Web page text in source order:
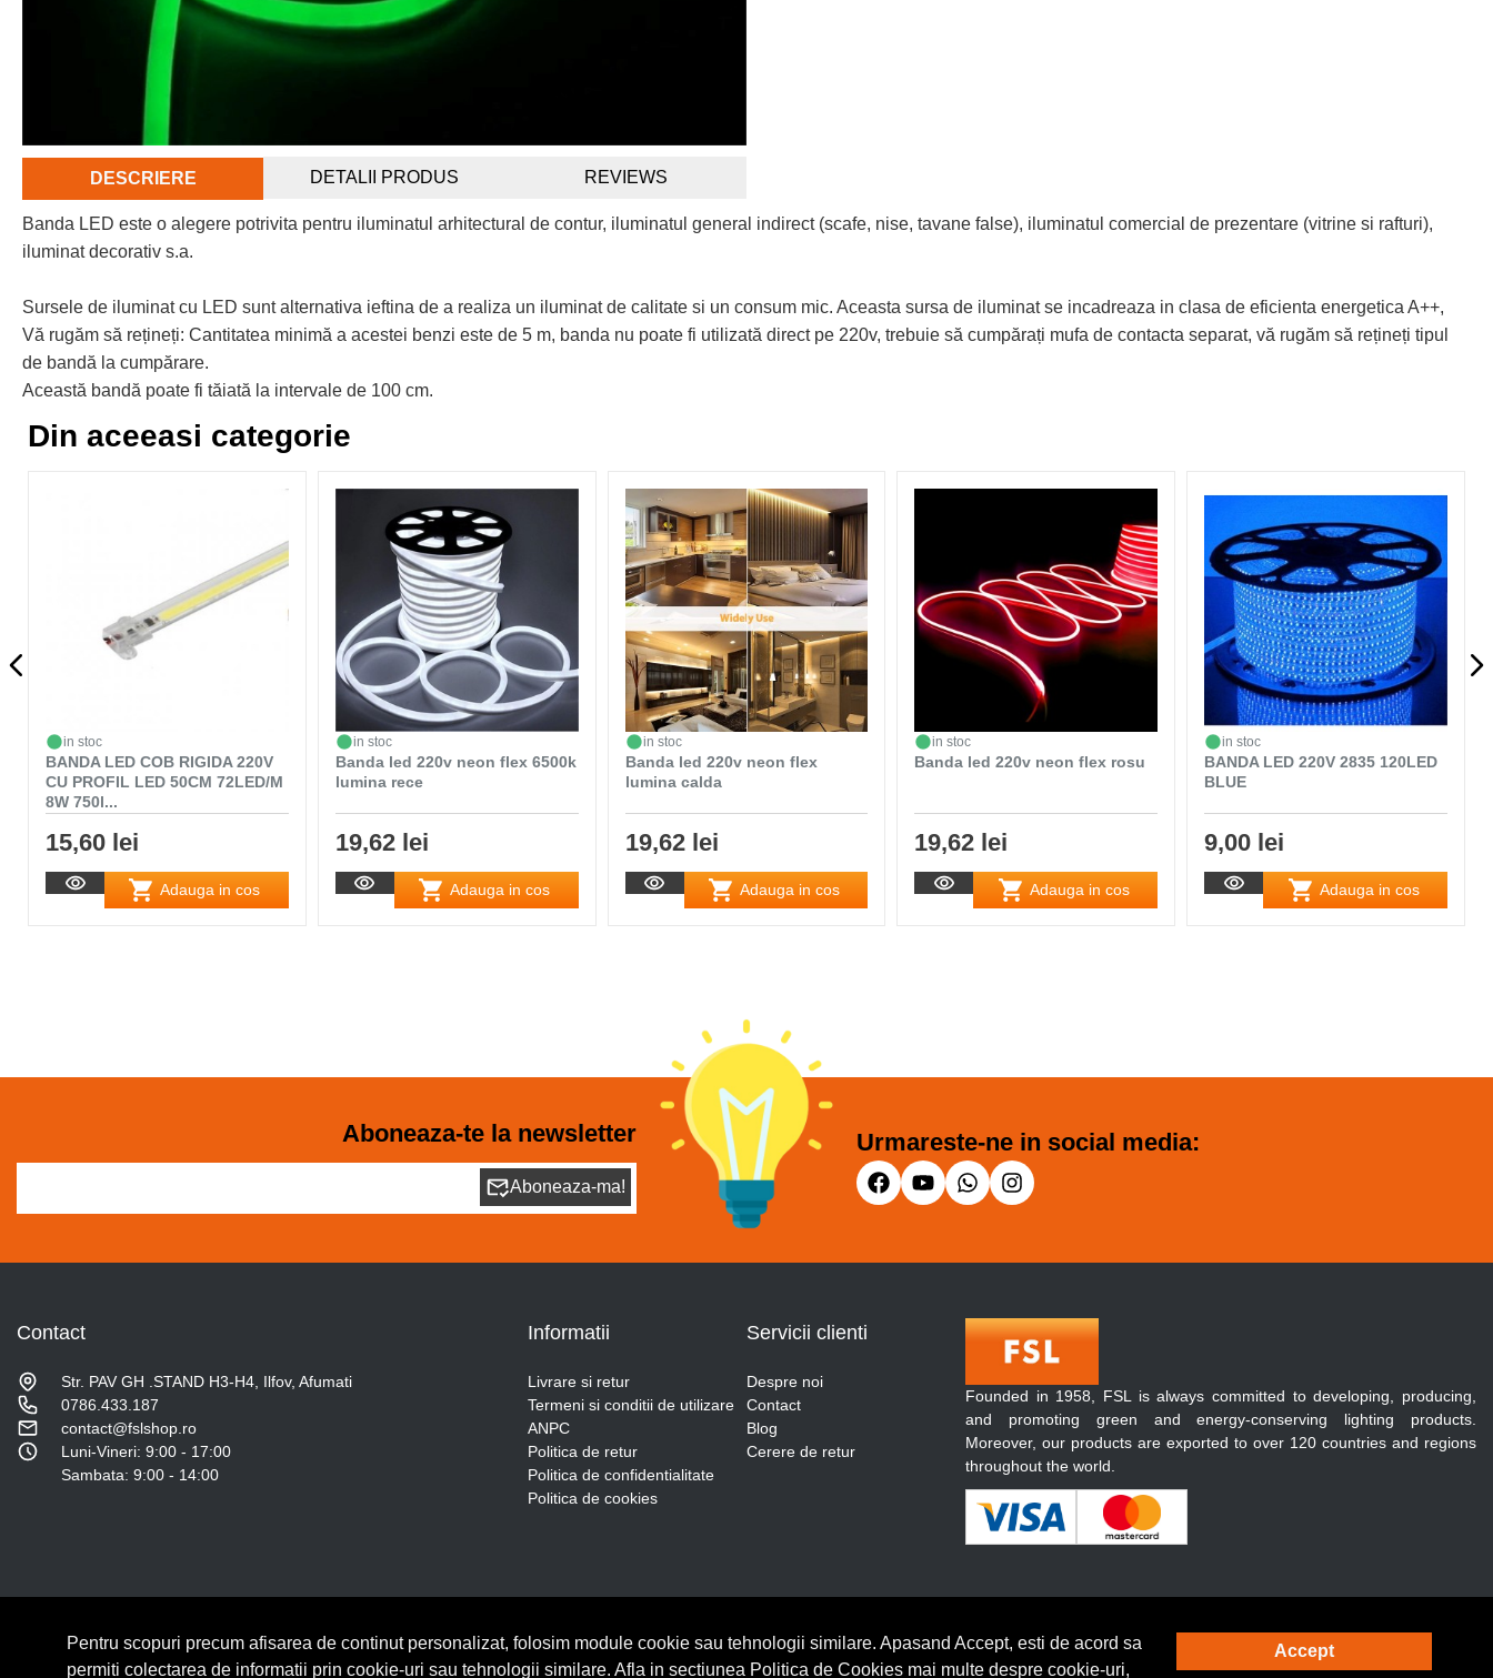
DESCRIERE DETALII PRODUS REVIEWS
Banda LED este o alegere potrivita pentru iluminatul arhitectural de contur, iluminatul general indirect (scafe, nise, tavane false), iluminatul comercial de prezentare (vitrine si rafturi),
iluminat decorativ s.a.
Sursele de iluminat cu LED sunt alternativa ieftina de a realiza un iluminat de calitate si un consum mic. Aceasta sursa de iluminat se incadreaza in clasa de eficienta energetica A++,
Vă rugăm să rețineți: Cantitatea minimă a acestei benzi este de 5 m, banda nu poate fi utilizată direct pe 220v, trebuie să cumpărați mufa de contacta separat, vă rugăm să rețineți tipul
de bandă la cumpărare.
Această bandă poate fi tăiată la intervale de 100 cm.
Din aceeasi categorie
in stoc
BANDA LED COB RIGIDA 220V
CU PROFIL LED 50CM 72LED/M
8W 750l...
15,60 lei
Adauga in cos
in stoc
Banda led 220v neon flex 6500k
lumina rece
19,62 lei
Adauga in cos
in stoc
Banda led 220v neon flex
lumina calda
19,62 lei
Adauga in cos
in stoc
Banda led 220v neon flex rosu
19,62 lei
Adauga in cos
in stoc
BANDA LED 220V 2835 120LED
BLUE
9,00 lei
Adauga in cos
Aboneaza-te la newsletter
Aboneaza-ma!
Urmareste-ne in social media:
Contact
Str. PAV GH .STAND H3-H4, Ilfov, Afumati
0786.433.187
contact@fslshop.ro
Luni-Vineri: 9:00 - 17:00
Sambata: 9:00 - 14:00
Informatii
Livrare si retur
Termeni si conditii de utilizare
ANPC
Politica de retur
Politica de confidentialitate
Politica de cookies
Servicii clienti
Despre noi
Contact
Blog
Cerere de retur
Founded in 1958, FSL is always committed to developing, producing,
and promoting green and energy-conserving lighting products.
Moreover, our products are exported to over 120 countries and regions
throughout the world.
© Copyright 2026 Lumilux. Toate drepturile rezervate. Solutie eCommerce
Pentru scopuri precum afisarea de continut personalizat, folosim module cookie sau tehnologii similare. Apasand Accept, esti de acord sa
permiti colectarea de informatii prin cookie-uri sau tehnologii similare. Afla in sectiunea Politica de Cookies mai multe despre cookie-uri,
Accept